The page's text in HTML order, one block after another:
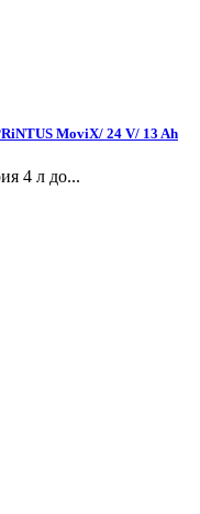
MoviX/ 24 V/ 13 Ah
4 л до...